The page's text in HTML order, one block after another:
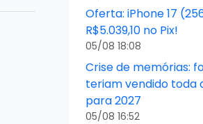
Oferta: iPhone 17
R$5.039,10 no Pix!
05/08 18:08
Crise de memórias:
teriam vendido toda
para 2027
05/08 16:52